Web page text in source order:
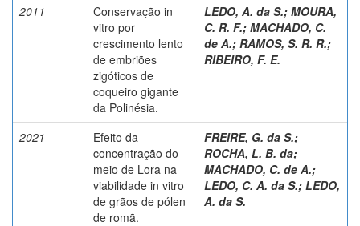
2011
Conservação in
vitro por
crescimento lento
de embriões
zigóticos de
coqueiro gigante
da Polinésia.
LEDO, A. da S.; MOURA,
C. R. F.; MACHADO, C.
de A.; RAMOS, S. R. R.;
RIBEIRO, F. E.
2021
Efeito da
concentração do
meio de Lora na
viabilidade in vitro
de grãos de pólen
de romã.
FREIRE, G. da S.;
ROCHA, L. B. da;
MACHADO, C. de A.;
LEDO, C. A. da S.; LEDO,
A. da S.